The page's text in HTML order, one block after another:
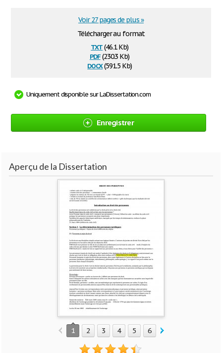
Télécharger au format
txt(46.1 Kb)
pdf(230.3 Kb)
docx(591.5 Kb)
Voir 27 pages de plus »
Uniquement disponible sur LaDissertation.com
Enregistrer
Aperçu de la Dissertation
1 2 3 4 5 6 7